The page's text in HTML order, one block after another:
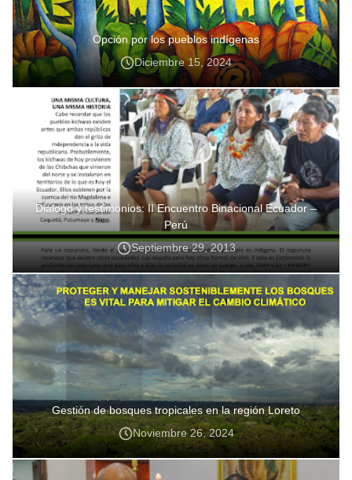
Opción por los pueblos indígenas
Diciembre 15, 2024
Diálogo y testimonios: II Encuentro Binacional Ecuador –
Perú
Septiembre 29, 2013
Gestión de bosques tropicales en la región Loreto
Noviembre 26, 2024